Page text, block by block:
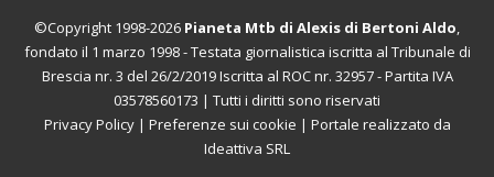
©Copyright 1998-2026 Pianeta Mtb di Alexis di Bertoni Aldo
fondato il 1 marzo 1998 - Testata giornalistica iscritta al Tribunale di
Brescia nr. 3 del 26/2/2019 Iscritta al ROC nr. 32957 - Partita IVA
03578560173 | Tutti i diritti sono riservati
Privacy Policy| Preferenze sui cookie | Portale realizzato da
Ideattiva SRL